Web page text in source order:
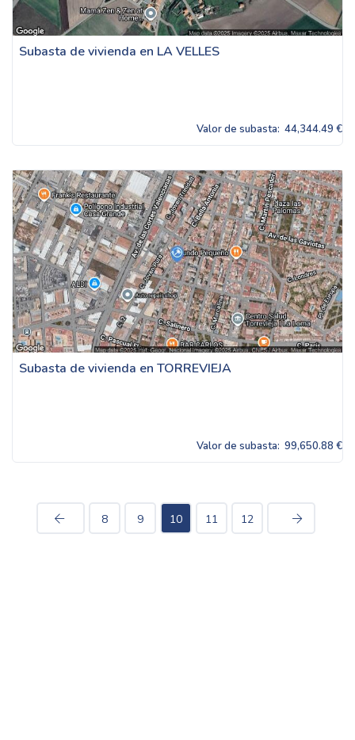
Subasta de vivienda en LA VELLES
Valor de subasta: 44,344.49 €
Subasta de vivienda en TORREVIEJA
Valor de subasta: 99,650.88 €
8 9 10 11 12